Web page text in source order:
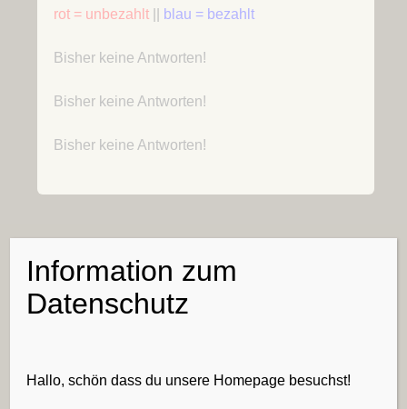
rot = unbezahlt blau = bezahlt
Bisher keine Antworten!
Bisher keine Antworten!
Bisher keine Antworten!
Sidebar
Folge uns
RSS-
Feed
E-
Mail
Facebook
nach:
Information zum
Datenschutz
Hallo, schön dass du unsere Homepage besuchst!